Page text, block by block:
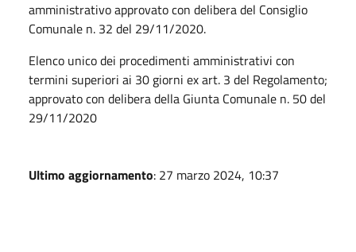
amministrativo approvato con delibera del Consiglio
Comunale n. 32 del 29/11/2020.
Elenco unico dei procedimenti amministrativi con
termini superiori ai 30 giorni ex art. 3 del Regolamento;
approvato con delibera della Giunta Comunale n. 50 del
29/11/2020
Ultimo aggiornamento: 27 marzo 2024, 10:37